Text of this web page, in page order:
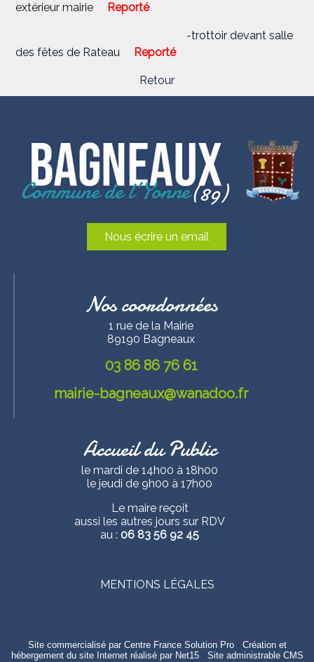
extérieur mairie Reporté
-trottoir devant salle
des fêtes de Rateau Reporté
Retour
Nous écrire un email
Nos coordonnées
1 rue de la Mairie
89190 Bagneaux
03 86 86 76 61
mairie-bagneaux@wanadoo.fr
Accueil du Public
le mardi de 14h00 à 18h00
le jeudi de 9h00 à 17h00
Le maire reçoit
aussi les autres jours sur RDV
au : 06 83 56 92 45
MENTIONS LÉGALES
Site commercialisé par Centre France Solution Pro- Création et
hébergement du site Internet réalisé par Net15- Site administrable CMS